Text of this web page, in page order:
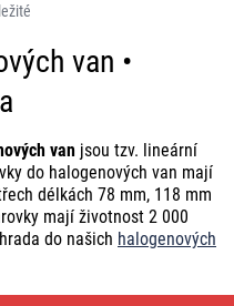
van •
van jsou tzv. lineární
do halogenových van mají
délkách 78 mm, 118 mm
mají životnost 2 000
do našich halogenových